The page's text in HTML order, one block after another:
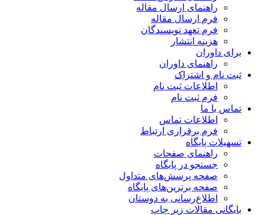
راهنمای ارسال مقاله
فرم ارسال مقاله
فرم تعهد نویسندگان
هزینه انتشار
برای داوران
راهنمای داوران
ثبت نام و اشتراک
اطلاعات ثبت نام
فرم ثبت نام
تماس با ما
اطلاعات تماس
فرم برقراری ارتباط
تسهیلات پایگاه
راهنمای صفحات
جستجو در پایگاه
صفحه پرسش‌های متداول
صفحه برترین‌های پایگاه
اطلاع‌رسانی به دوستان
بایگانی مقالات زیر چاپ